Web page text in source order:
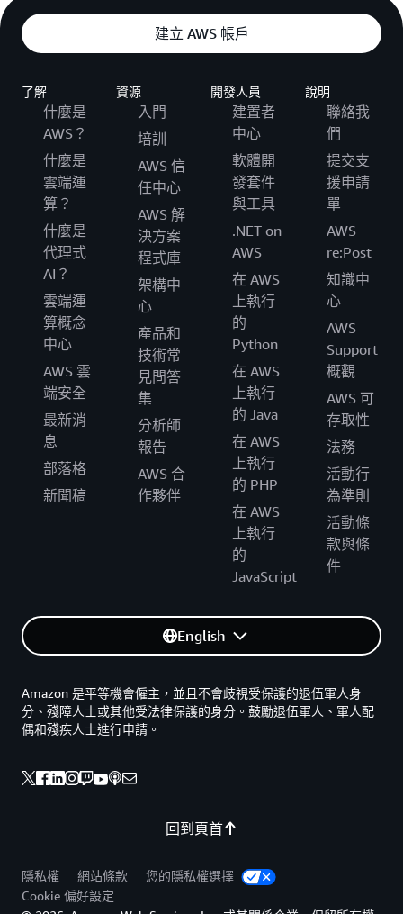
建立 AWS 帳戶
了解
什麼是
AWS？
什麼是
雲端運
算？
什麼是
代理式
AI？
雲端運
算概念
中心
AWS 雲
端安全
最新消
息
部落格
新聞稿
資源
入門
培訓
AWS 信
任中心
AWS 解
決方案
程式庫
架構中
心
產品和
技術常
見問答
集
分析師
報告
AWS 合
作夥伴
開發人員
建置者
中心
軟體開
發套件
與工具
.NET on
AWS
在 AWS
上執行
的
Python
在 AWS
上執行
的 Java
在 AWS
上執行
的 PHP
在 AWS
上執行
的
JavaScript
說明
聯絡我
們
提交支
援申請
單
AWS
re:Post
知識中
心
AWS
Support
概觀
AWS 可
存取性
法務
活動行
為準則
活動條
款與條
件
English
回到頁首
Amazon 是平等機會僱主，並且不會歧視受保護的退伍軍人身
分、殘障人士或其他受法律保護的身分。鼓勵退伍軍人、軍人配
偶和殘疾人士進行申請。
隱私權 網站條款
您的隱私權選擇
Cookie 偏好設定